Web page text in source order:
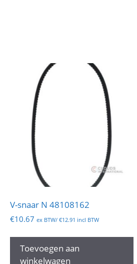
V-snaar N 48108162
€10.67 ex BTW/ €12.91 incl BTW
Toevoegen aan
winkelwagen